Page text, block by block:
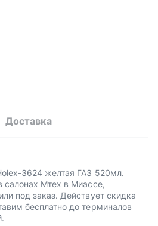
Доставка
3624 желтая ГАЗ 520мл.
салонах Мтех в Миассе,
под заказ. Действует скидка
бесплатно до терминалов